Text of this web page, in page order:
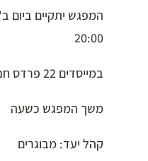
20:00
במייסדים 22 פרדס חנה-כרכור
משך המפגש כשעה
קהל יעד: מבוגרים